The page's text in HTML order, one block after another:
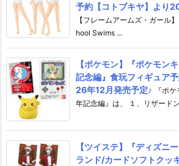
予約【コトブキヤ】より
【フレームアームズ・ガール
hool Swims ...
【ポケモン】『ポケモン
記念編』食玩フィギュア
26年12月発売予定♪
『ポ
年記念編』は、 １、リザード
【ツイステ】『ディズニ
ランド/カードソフトクッ